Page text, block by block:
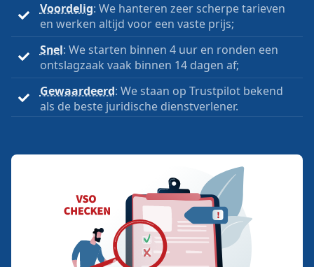
Voordelig: We hanteren zeer scherpe tarieven
en werken altijd voor een vaste prijs;
Snel: We starten binnen 4 uur en ronden een
ontslagzaak vaak binnen 14 dagen af;
Gewaardeerd: We staan op Trustpilot bekend
als de beste juridische dienstverlener.